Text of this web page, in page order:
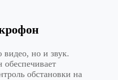
видео, но и звук.
обстановки на